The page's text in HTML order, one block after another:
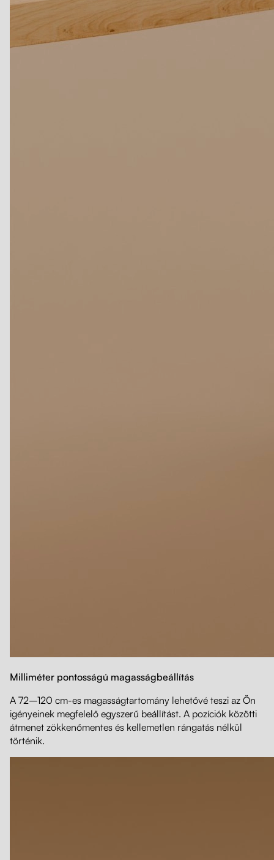
Milliméter pontosságú magasságbeállítás
A 72–120 cm-es magasságtartomány lehetővé teszi az Ön
igényeinek megfelelő egyszerű beállítást. A pozíciók közötti
átmenet zökkenőmentes és kellemetlen rángatás nélkül
történik.